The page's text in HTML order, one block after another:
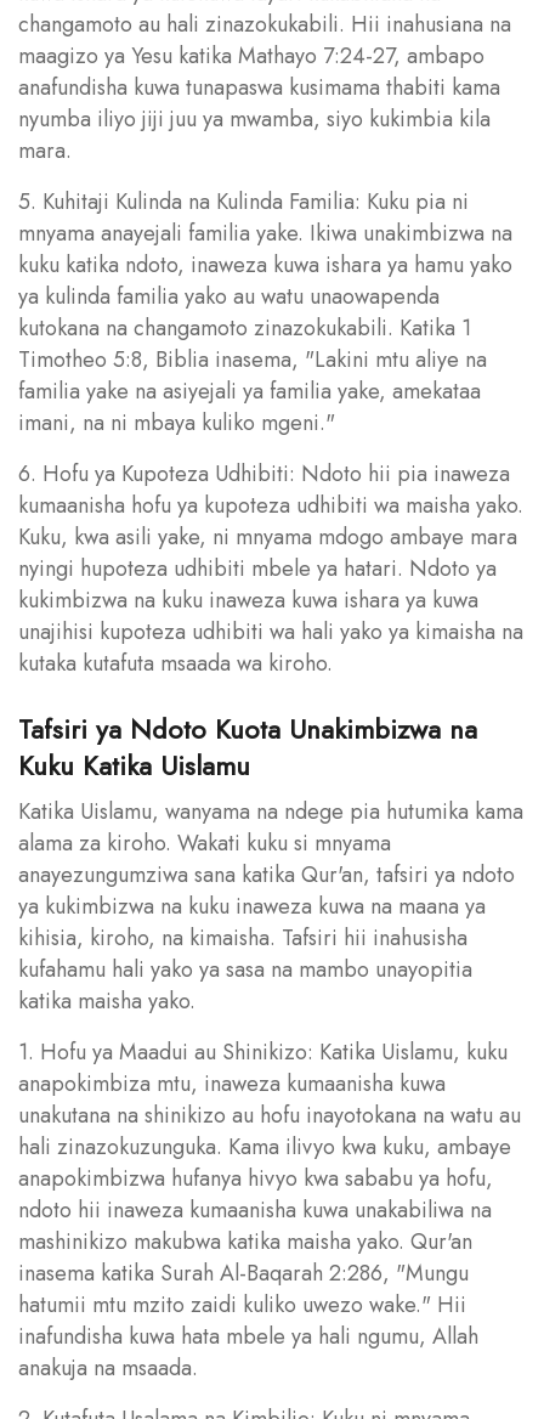
changamoto au hali zinazokukabili. Hii inahusiana na
maagizo ya Yesu katika Mathayo 7:24-27, ambapo
anafundisha kuwa tunapaswa kusimama thabiti kama
nyumba iliyo jiji juu ya mwamba, siyo kukimbia kila
mara.
5. Kuhitaji Kulinda na Kulinda Familia: Kuku pia ni
mnyama anayejali familia yake. Ikiwa unakimbizwa na
kuku katika ndoto, inaweza kuwa ishara ya hamu yako
ya kulinda familia yako au watu unaowapenda
kutokana na changamoto zinazokukabili. Katika 1
Timotheo 5:8, Biblia inasema, "Lakini mtu aliye na
familia yake na asiyejali ya familia yake, amekataa
imani, na ni mbaya kuliko mgeni."
6. Hofu ya Kupoteza Udhibiti: Ndoto hii pia inaweza
kumaanisha hofu ya kupoteza udhibiti wa maisha yako.
Kuku, kwa asili yake, ni mnyama mdogo ambaye mara
nyingi hupoteza udhibiti mbele ya hatari. Ndoto ya
kukimbizwa na kuku inaweza kuwa ishara ya kuwa
unajihisi kupoteza udhibiti wa hali yako ya kimaisha na
kutaka kutafuta msaada wa kiroho.
Tafsiri ya Ndoto Kuota Unakimbizwa na
Kuku Katika Uislamu
Katika Uislamu, wanyama na ndege pia hutumika kama
alama za kiroho. Wakati kuku si mnyama
anayezungumziwa sana katika Qur'an, tafsiri ya ndoto
ya kukimbizwa na kuku inaweza kuwa na maana ya
kihisia, kiroho, na kimaisha. Tafsiri hii inahusisha
kufahamu hali yako ya sasa na mambo unayopitia
katika maisha yako.
1. Hofu ya Maadui au Shinikizo: Katika Uislamu, kuku
anapokimbiza mtu, inaweza kumaanisha kuwa
unakutana na shinikizo au hofu inayotokana na watu au
hali zinazokuzunguka. Kama ilivyo kwa kuku, ambaye
anapokimbizwa hufanya hivyo kwa sababu ya hofu,
ndoto hii inaweza kumaanisha kuwa unakabiliwa na
mashinikizo makubwa katika maisha yako. Qur'an
inasema katika Surah Al-Baqarah 2:286, "Mungu
hatumii mtu mzito zaidi kuliko uwezo wake." Hii
inafundisha kuwa hata mbele ya hali ngumu, Allah
anakuja na msaada.